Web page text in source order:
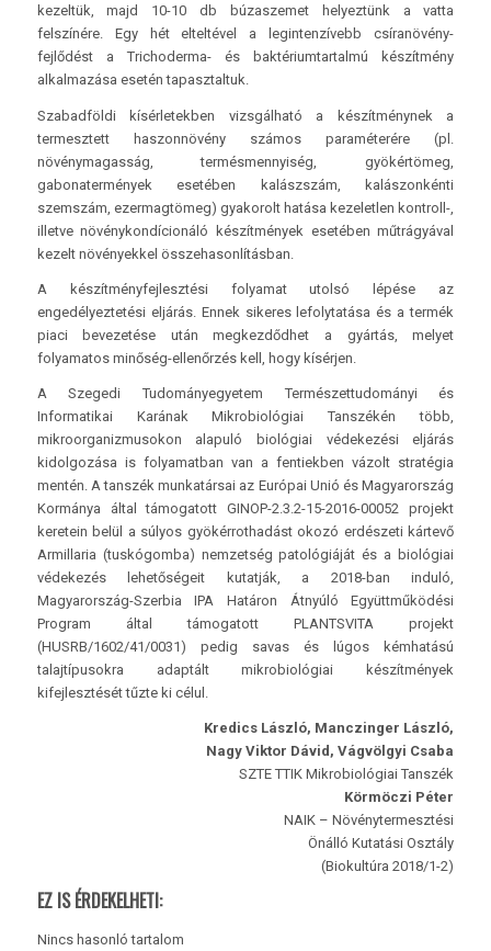
kezeltük, majd 10-10 db búzaszemet helyeztünk a vatta
felszínére. Egy hét elteltével a legintenzívebb csíranövény-
fejlődést a Trichoderma- és baktériumtartalmú készítmény
alkalmazása esetén tapasztaltuk.
Szabadföldi kísérletekben vizsgálható a készítménynek a
termesztett haszonnövény számos paraméterére (pl.
növénymagasság, termésmennyiség, gyökértömeg,
gabonatermények esetében kalászszám, kalászonkénti
szemszám, ezermagtömeg) gyakorolt hatása kezeletlen kontroll-,
illetve növénykondícionáló készítmények esetében műtrágyával
kezelt növényekkel összehasonlításban.
A készítményfejlesztési folyamat utolsó lépése az
engedélyeztetési eljárás. Ennek sikeres lefolytatása és a termék
piaci bevezetése után megkezdődhet a gyártás, melyet
folyamatos minőség-ellenőrzés kell, hogy kísérjen.
A Szegedi Tudományegyetem Természettudományi és
Informatikai Karának Mikrobiológiai Tanszékén több,
mikroorganizmusokon alapuló biológiai védekezési eljárás
kidolgozása is folyamatban van a fentiekben vázolt stratégia
mentén. A tanszék munkatársai az Európai Unió és Magyarország
Kormánya által támogatott GINOP-2.3.2-15-2016-00052 projekt
keretein belül a súlyos gyökérrothadást okozó erdészeti kártevő
Armillaria (tuskógomba) nemzetség patológiáját és a biológiai
védekezés lehetőségeit kutatják, a 2018-ban induló,
Magyarország-Szerbia IPA Határon Átnyúló Együttműködési
Program által támogatott PLANTSVITA projekt
(HUSRB/1602/41/0031) pedig savas és lúgos kémhatású
talajtípusokra adaptált mikrobiológiai készítmények
kifejlesztését tűzte ki célul.
Kredics László, Manczinger László,
Nagy Viktor Dávid, Vágvölgyi Csaba
SZTE TTIK Mikrobiológiai Tanszék
Körmöczi Péter
NAIK – Növénytermesztési
Önálló Kutatási Osztály
(Biokultúra 2018/1-2)
EZ IS ÉRDEKELHETI:
Nincs hasonló tartalom